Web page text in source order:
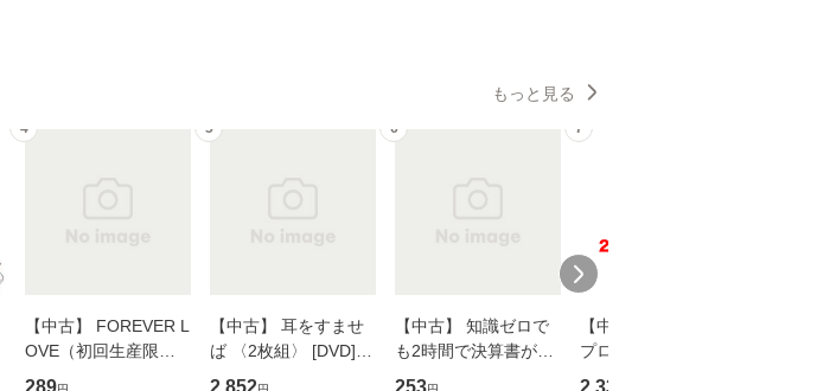
もっと見る
4
【中古】 FOREVER L
OVE（初回生産限定
盤） / 清水翔太×加藤
289
5
【中古】 耳をすませ
ば 〈2枚組〉 [DVD] /
ブエナ・ビスタ・ホー
2,852
6
【中古】 知識ゼロで
も2時間で決算書が読
めるようになる！ 会
253
7
【中古】 野ブタ。を
プロデュース [DVD-B
OX] / バップ [DVD]
2,335